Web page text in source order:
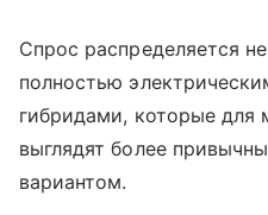
Спрос распределяется
полностью
гибридами, которые для
выглядят более
вариантом.